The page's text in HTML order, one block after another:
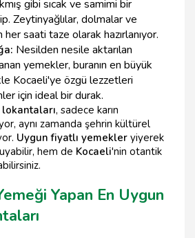
gibi sıcak ve samimi bir
Zeytinyağlılar, dolmalar ve
saati taze olarak hazırlanıyor.
Nesilden nesile aktarılan
yemekler, buranın en büyük
Kocaeli'ye özgü lezzetleri
için ideal bir durak.
, sadece karın
aynı zamanda şehrin kültürel
Uygun fiyatlı yemekler yiyerek
hem de Kocaeli'nin otantik
Yapan En Uygun